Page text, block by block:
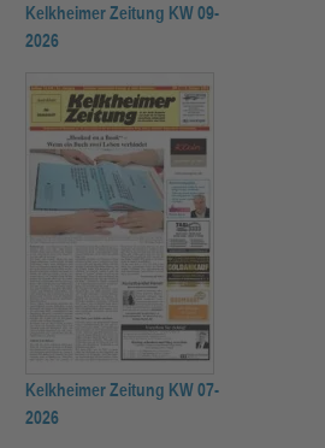
Kelkheimer Zeitung KW 09-
2026
Kelkheimer Zeitung KW 07-
2026